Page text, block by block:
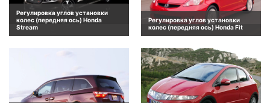
Регулировка углов установки
колес (передняя ось) Honda
Stream
Регулировка углов установки
колес (передняя ось) Honda Fit